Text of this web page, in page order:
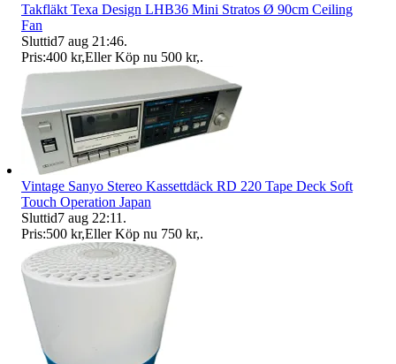
Takfläkt Texa Design LHB36 Mini Stratos Ø 90cm Ceiling
Fan
Sluttid7 aug 21:46.
Pris:400 kr,Eller Köp nu 500 kr,.
Vintage Sanyo Stereo Kassettdäck RD 220 Tape Deck Soft
Touch Operation Japan
Sluttid7 aug 22:11 .
Pris:500 kr,Eller Köp nu 750 kr,.